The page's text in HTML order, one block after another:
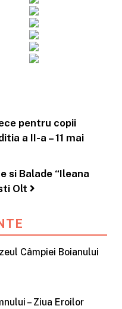
pentru copii
a II-a – 11 mai
si Balade “Ileana
Olt
Câmpiei Boianului
– Ziua Eroilor